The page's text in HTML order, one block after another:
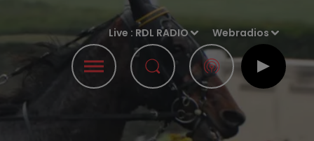
Live : RDL RADIO Webradios